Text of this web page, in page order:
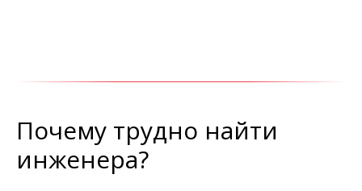
Почему трудно найти
инженера?